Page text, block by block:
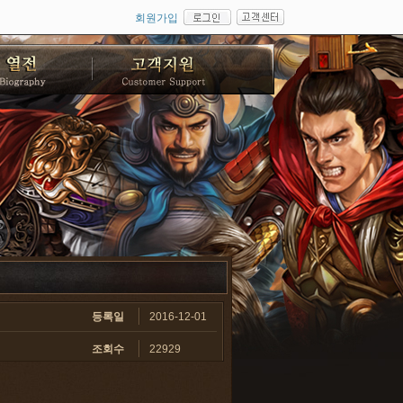
회원가입
등록일 2016-12-01
조회수 22929